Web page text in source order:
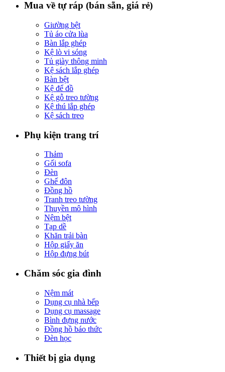
Mua về tự ráp (bán sẵn, giá rẻ)
Giường bệt
Tủ áo cửa lùa
Bàn lắp ghép
Kệ lò vi sóng
Tủ giày thông minh
Kệ sách lắp ghép
Bàn bệt
Kệ để đồ
Kệ gỗ treo tường
Kệ thú lắp ghép
Kệ sách treo
Phụ kiện trang trí
Thảm
Gối sofa
Đèn
Ghế đôn
Đồng hồ
Tranh treo tường
Thuyền mô hình
Nệm bệt
Tạp dề
Khăn trải bàn
Hộp giấy ăn
Hộp đựng bút
Chăm sóc gia đình
Nệm mát
Dụng cụ nhà bếp
Dụng cụ massage
Bình đựng nước
Đồng hồ báo thức
Đèn học
Thiết bị gia dụng